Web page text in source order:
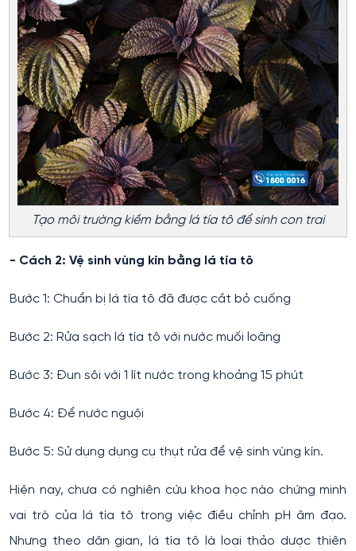
Tạo môi trường kiềm bằng lá tía tô để sinh con trai
- Cách 2: Vệ sinh vùng kín bằng lá tía tô
Bước 1: Chuẩn bị lá tía tô đã được cắt bỏ cuống
Bước 2: Rửa sạch lá tía tô với nước muối loãng
Bước 3: Đun sôi với 1 lít nước trong khoảng 15 phút
Bước 4: Để nước nguội
Bước 5: Sử dụng dụng cụ thụt rửa để vệ sinh vùng kín.
Hiện nay, chưa có nghiên cứu khoa học nào chứng minh
vai trò của lá tía tô trong việc điều chỉnh pH âm đạo.
Nhưng theo dân gian, lá tía tô là loại thảo dược thiên